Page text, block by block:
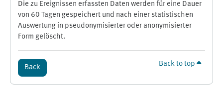
Die zu Ereignissen erfassten Daten werden für eine Dauer
von 60 Tagen gespeichert und nach einer statistischen
Auswertung in pseudonymisierter oder anonymisierter
Form gelöscht.
Back Back to top